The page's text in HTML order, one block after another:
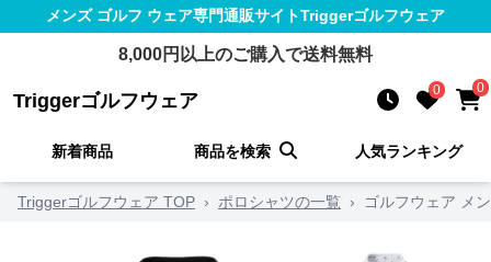
メンズ ゴルフ ウェア専門通販サイトTriggerゴルフウェア
8,000円以上のご購入で送料無料
Triggerゴルフウェア 0 0
新着商品 商品を検索 人気ランキング
Triggerゴルフウェア TOP › ポロシャツの一覧 › ゴルフウェア メ